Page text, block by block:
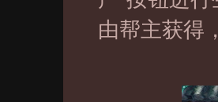
由帮主获得